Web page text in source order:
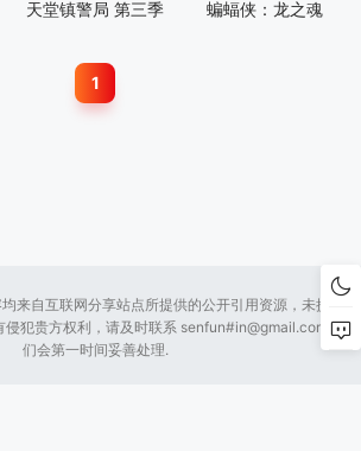
天堂镇警局 第三季 蝙蝠侠：龙之魂
1
来自互联网分享站点所提供的公开引用资源，未提供
侵犯贵方权利，请及时联系 senfun#in@gmail.com 我
们会第一时间妥善处理.